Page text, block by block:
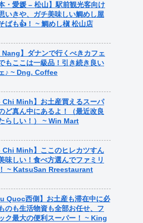
本・愛媛 – 松山】駅前観光客向け
いきや、ガチ美味しい鯛めし屋
ばも👍！ ~ 鯛めし槇 松山店
Nang】ダナンで行くべきカフェ
もここは一級品！引き続き良い
♪ ~ Dng. Coffee
Chi Minh】お土産買えるスーパ
ど真ん中にあるよ！（最近改良
らしい！） ~ Win Mart
Chi Minh】ここのヒレカツすん
味しい！食べ方選んでファミリ
~ KatsuSan Rreestaurant
Quoc西側】お土産も滞在中に必
のも生活物資も全部お任せ、フ
ク最大の便利スーパー！ ~ King